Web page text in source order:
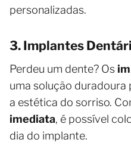
personalizadas.
3. Implantes
Perdeu um dente? Os
uma solução duradoura
a estética do sorriso.
imediata, é possível
dia do implante.